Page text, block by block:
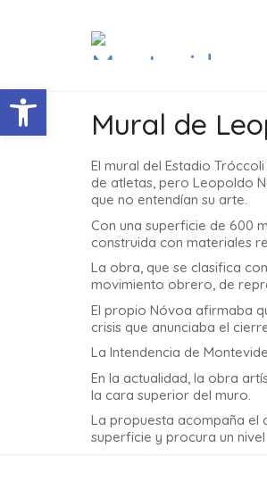
Mural de
El mural del Estadio
de atletas, pero Leopoldo
que no entendían su arte.
Con una superficie de 600
construida con materiales
La obra, que se clasifica
movimiento obrero, de
El propio Nóvoa afirmaba
crisis que anunciaba el
La Intendencia de
En la actualidad, la obra
la cara superior del muro.
La propuesta acompaña el
superficie y procura un
Abrir barra de